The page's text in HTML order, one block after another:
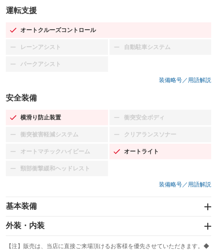
運転支援
オートクルーズコントロール
：装備あり
レーンアシスト
：装備なし 自動駐車システム
：装備なし
パークアシスト
：装備なし
装備略号／用語解説
安全装備
横滑り防止装置
：装備あり 衝突安全ボディ
：装備なし
衝突被害軽減システム
：装備なし クリアランスソナー
：装備なし
オートマチックハイビーム
：装備なし オートライト
：装備あり
頸部衝撃緩和ヘッドレスト
：装備なし
装備略号／用語解説
基本装備
エアバッグ：運転席/助手席/サイド
：装備あり
：装備なし
外装・内装
カーナビ：メモリーナビ他
：装備あり
【注】販売は、当店に直接ご来場頂けるお客様を優先させていただきます。◆